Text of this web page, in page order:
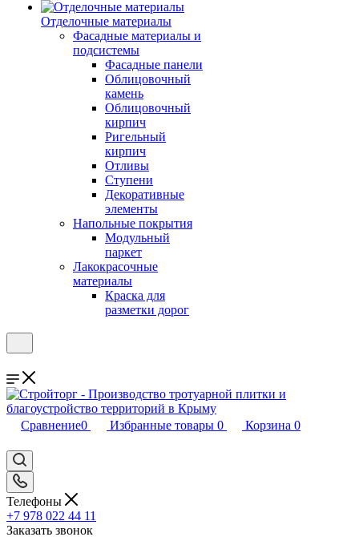
Отделочные материалы
Фасадные материалы и
подсистемы
Фасадные панели
Облицовочный
камень
Облицовочный
кирпич
Ригельный
кирпич
Отливы
Ступени
Декоративные
элементы
Напольные покрытия
Модульный
паркет
Лакокрасочные
материалы
Краска для
разметки дорог
Сравнение0 Избранные товары 0 Корзина 0
Телефоны
+7 978 022 44 11
Заказать звонок